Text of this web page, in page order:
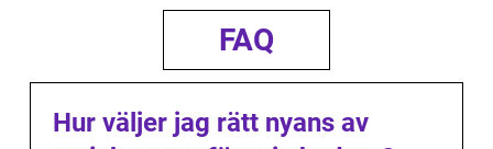
FAQ
Hur väljer jag rätt nyans av